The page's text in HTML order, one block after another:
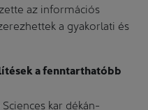
az információs
a gyakorlati és
a fenntarthatóbb
kar dékán-